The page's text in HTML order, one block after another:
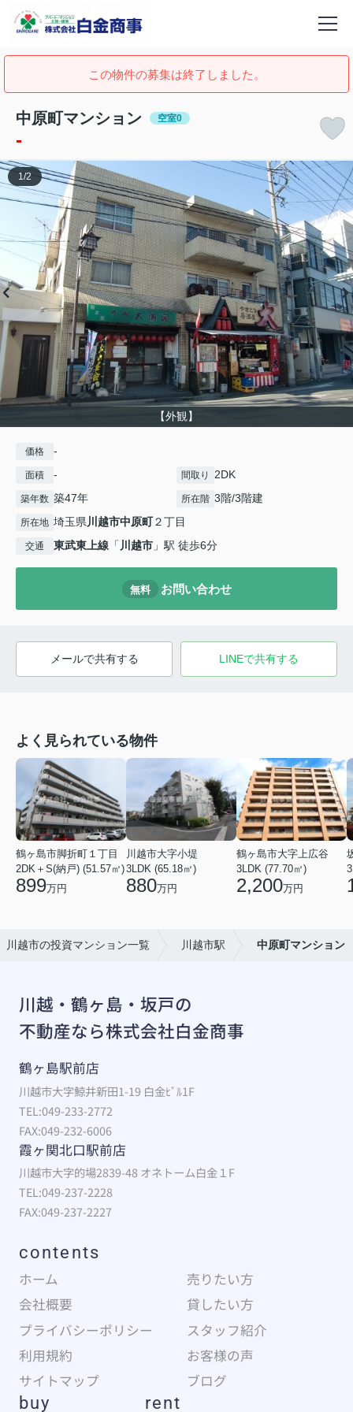
この物件の募集は終了しました。
中原町マンション 空室0
-
【外観】
1 /2
価格 -
面積 - 間取り 2DK
築年数 築47年 所在階 3階/3階建
所在地 埼玉県川越市中原町２丁目
交通 東武東上線 「 川越市 」駅 徒歩6分
無料 お問い合わせ
メールで共有する LINEで共有する
よく見られている物件
鶴ヶ島市脚折町１丁目
2DK＋S(納戸) (51.57㎡)
899万円
川越市大字小堤
3LDK (65.18㎡)
880万円
鶴ヶ島市大字上広谷
3LDK (77.70㎡)
2,200万円
川越市の投資マンション一覧 川越市駅 中原町マンション
川越・鶴ヶ島・坂戸の
不動産なら株式会社白金商事
鶴ヶ島駅前店
川越市大字鯨井新田1-19 白金ﾋﾞﾙ1F
TEL:049-233-2772
FAX:049-232-6006
霞ヶ関北口駅前店
川越市大字的場2839-48 オネトーム白金１F
TEL:049-237-2228
FAX:049-237-2227
contents
ホーム
売りたい方
会社概要
貸したい方
プライバシーポリシー
スタッフ紹介
利用規約
お客様の声
サイトマップ
ブログ
buy rent